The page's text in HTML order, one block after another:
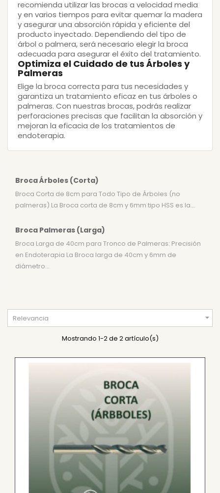
recomienda utilizar las brocas a velocidad media
y en varios tiempos para evitar quemar la madera
y asegurar una absorción rápida y eficiente del
producto inyectado. Dependiendo del tipo de
árbol o palmera, será necesario elegir la broca
adecuada para asegurar el éxito del tratamiento.
Optimiza el Cuidado de tus Árboles y
Palmeras
Elige la broca correcta para tus necesidades y
garantiza un tratamiento eficaz en tus árboles o
palmeras. Con nuestras brocas, podrás realizar
perforaciones precisas que facilitan la absorción y
mejoran la eficacia de los tratamientos de
endoterapia.
Broca Árboles (Corta)
Broca Corta de 8cm para Todo Tipo de Árboles (no
palmeras) La Broca corta de 8cm y 6mm tipo HSS es la...
Broca Palmeras (Larga)
Broca Larga de 40cm para Tronco de Palmeras: Precisión
en Endoterapia La Broca larga de 40cm y 6mm de
diámetro...
Relevancia 
Mostrando 1-2 de 2 artículo(s)